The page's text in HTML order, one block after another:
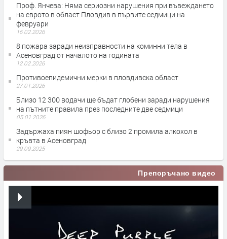
Проф. Янчева: Няма сериозни нарушения при въвеждането
на еврото в област Пловдив в първите седмици на
февруари
15.02.2026
8 пожара заради неизправности на коминни тела в
Асеновград от началото на годината
12.02.2026
Противоепидемични мерки в пловдивска област
27.01.2026
Близо 12 300 водачи ще бъдат глобени заради нарушения
на пътните правила през последните две седмици
05.01.2026
Задържаха пиян шофьор с близо 2 промила алкохол в
кръвта в Асеновград
29.09.2025
Препоръчано видео